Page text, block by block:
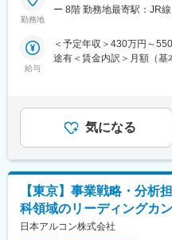
人三脚で伴走します。
★支援例：インターンシッ
【働く環境】
・残業は月20時間程度で
て、月に数回の主張が発
・離職率は業界平均を大
です。
・リモート週～2日/ショー
度実績75.7%)/土日祝休み/
薬局大手 日本調剤100％
は産業保健事業へのニー
今回募集するのは、ヘル
界・組織の課題解決に携
■業務内容
契約先の企業・社員に対
内勤業務、契約先での外
1企業に対してチームで対
ら業務を進めていきます。
・健康診断関連：オンラ
奨
勤務地
ー 8階 勤務地最寄駅：JR
給与
＜予定年収＞430万円～
途有＜賃金内訳＞月額（
は、残業代20H・住宅手
で支給します賃金はあく
上下する可能性がありま
す。
気になる
【東京】事業戦略・分析
科領域のリーディングカ
日本アルコン株式会社